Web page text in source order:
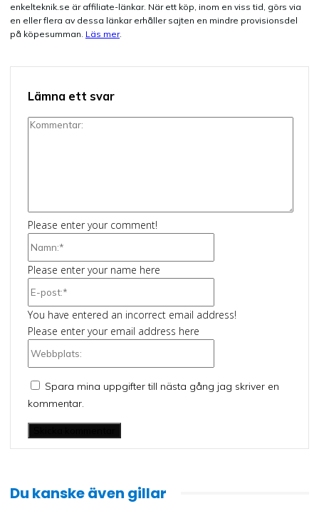
enkelteknik.se är affiliate-länkar. När ett köp, inom en viss tid, görs via
en eller flera av dessa länkar erhåller sajten en mindre provisionsdel
på köpesumman. Läs mer.
Lämna ett svar
Kommentar:
Please enter your comment!
Please enter your name here
You have entered an incorrect email address!
Please enter your email address here
Spara mina uppgifter till nästa gång jag skriver en
kommentar.
Du kanske även gillar